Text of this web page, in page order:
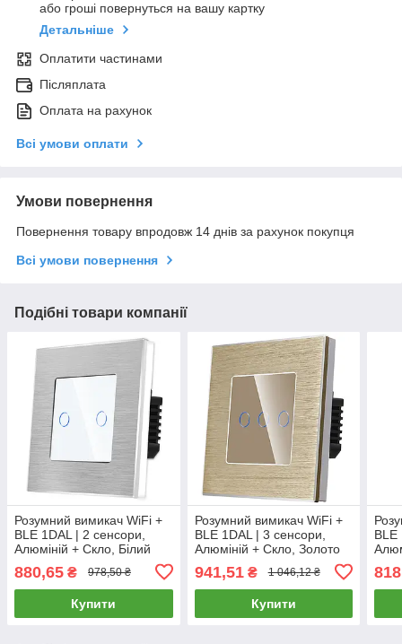
або гроші повернуться на вашу картку
Детальніше
Оплатити частинами
Післяплата
Оплата на рахунок
Всі умови оплати
Умови повернення
Повернення товару впродовж 14 днів за рахунок покупця
Всі умови повернення
Подібні товари компанії
Розумний вимикач WiFi +
BLE 1DAL | 2 сенсори,
Алюміній + Скло, Білий
880,65 ₴ 978,50 ₴
Купити
Розумний вимикач WiFi +
BLE 1DAL | 3 сенсори,
Алюміній + Скло, Золото
941,51₴ 1 046,12 ₴
Купити
BLE